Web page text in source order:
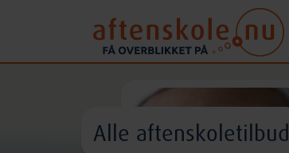
Alle aftenskoletilbud